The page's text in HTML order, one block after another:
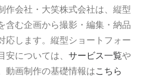
作会社・大笑株式会社は、縦型
含む企画から撮影・編集・納品
応します。縦型ショートフォー
については、 サービス一覧や
動画制作の基礎情報はこちら